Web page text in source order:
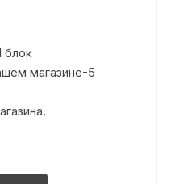
блок
магазине-5